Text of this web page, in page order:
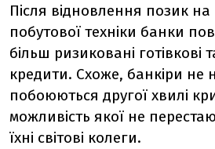
Після відновлення позик
побутової техніки банки
більш ризиковані готівкові
кредити. Схоже, банкіри не
побоюються другої хвилі
можливість якої не
їхні світові колеги.